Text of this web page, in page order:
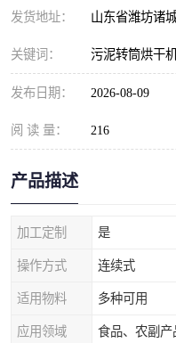
发货地址： 山东省潍坊诸
关键词： 污泥转筒烘干
发布日期： 2026-08-09
阅 读 量： 216
产品描述
加工定制 是
操作方式 连续式
适用物料 多种可用
应用领域